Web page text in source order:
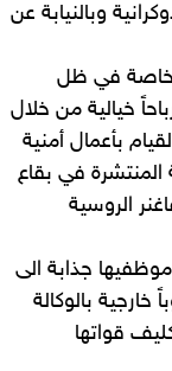
وبالنيابة عن
الخاصة في ظل
خيالية من خلال
بأعمال أمنية
في بقاع
الروسية
جذابة الى
بالوكالة
قواتها